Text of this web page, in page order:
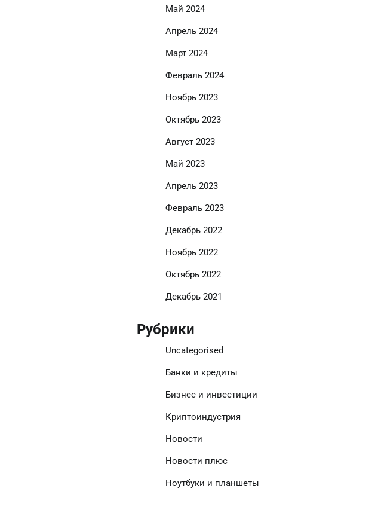
Май 2024
Апрель 2024
Март 2024
Февраль 2024
Ноябрь 2023
Октябрь 2023
Август 2023
Май 2023
Апрель 2023
Февраль 2023
Декабрь 2022
Ноябрь 2022
Октябрь 2022
Декабрь 2021
Рубрики
Uncategorised
Банки и кредиты
Бизнес и инвестиции
Криптоиндустрия
Новости
Новости плюс
Ноутбуки и планшеты